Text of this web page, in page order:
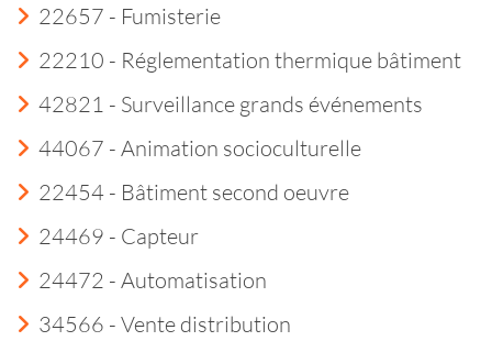
22657 - Fumisterie
22210 - Réglementation thermique bâtiment
42821 - Surveillance grands événements
44067 - Animation socioculturelle
22454 - Bâtiment second oeuvre
24469 - Capteur
24472 - Automatisation
34566 - Vente distribution